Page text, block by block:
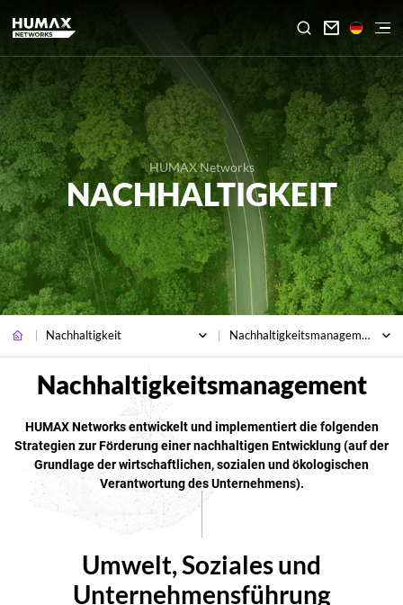

HUMAX Networks
NACHHALTIGKEIT
Nachhaltigkeit Nachhaltigkeitsmanagement
HUMAX Networks entwickelt und implementiert die folgenden
Strategien zur Förderung einernachhaltigen Entwicklung (auf der
Grundlage der wirtschaftlichen, sozialen und ökologischen
Verantwortung des Unternehmens).
Umwelt, Soziales und
Unternehmensführung